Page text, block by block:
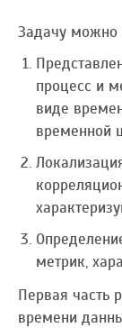
Задачу можно
процесс и
виде
временной
метрик,
Первая часть
времени